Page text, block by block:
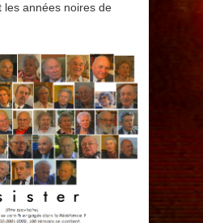
les années noires de